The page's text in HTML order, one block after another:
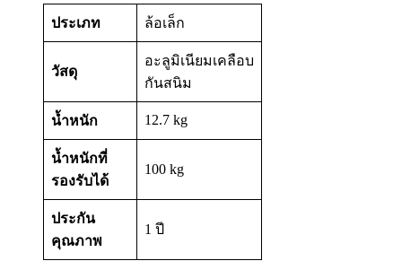
ประเภท ล้อเล็ก
วัสดุ
อะลูมิเนียมเคลือบ
กันสนิม
น้ำหนัก 12.7 kg
น้ำหนักที่
รองรับได้
100 kg
ประกัน
คุณภาพ
1 ปี